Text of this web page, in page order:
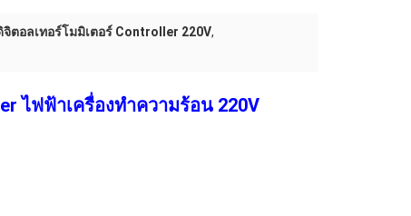
จิตอลเทอร์โมมิเตอร์ Controller 220V,
ไฟฟ้าเครื่องทำความร้อน 220V